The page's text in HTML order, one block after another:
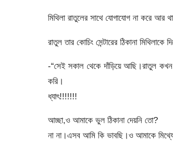
মিথিলা রাতুলের সাথে যোগাযোগ না করে আর
রাতুল তার কোচিং সেন্টারের ঠিকানা
-“সেই সকাল থেকে দাঁড়িয়ে আছি।রাতুল
করি।
ধ্যাৎ!!!!!!!
আচ্ছা,ও আমাকে ভুল ঠিকানা দেয়নি তো?
না না।এসব আমি কি ভাবছি।ও আমাকে